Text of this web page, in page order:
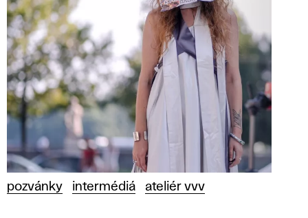
pozvánky intermédiá ateliér vvv